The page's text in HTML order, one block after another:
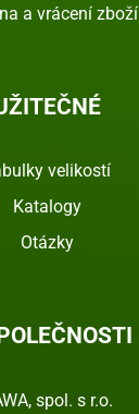
a vrácení zboží
velikostí
Katalogy
Otázky
spol. s r.o.